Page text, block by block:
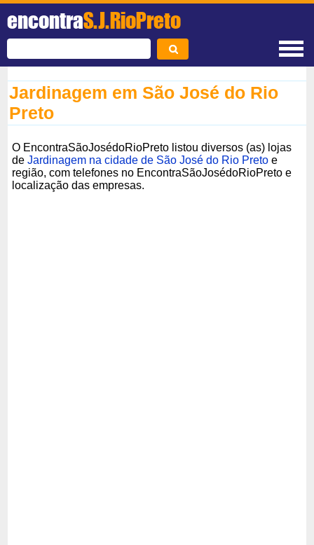
encontraS.J.RioPreto
Jardinagem em São José do Rio
Preto
O EncontraSãoJosédoRioPreto listou diversos (as) lojas
deJardinagem na cidade de São José do Rio Preto e
região, com telefones no EncontraSãoJosédoRioPreto e
localização das empresas.